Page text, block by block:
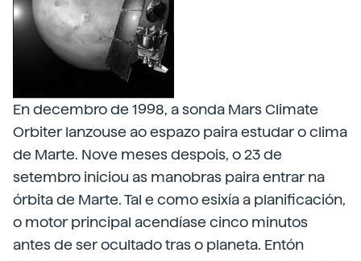
En decembro de 1998, a sonda Mars Climate
Orbiter lanzouse ao espazo paira estudar o clima
de Marte. Nove meses despois, o 23 de
setembro iniciou as manobras paira entrar na
órbita de Marte. Tal e como esixía a planificación,
o motor principal acendíase cinco minutos
antes de ser ocultado tras o planeta. Entón